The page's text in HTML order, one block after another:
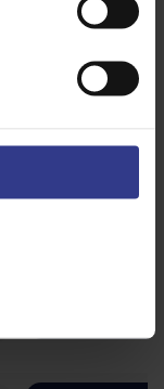
ZUM ANGEBOT